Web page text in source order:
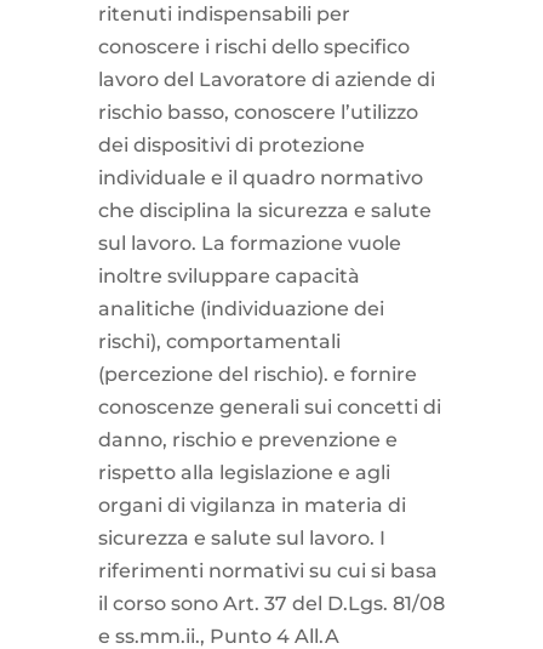
ritenuti indispensabili per
conoscere i rischi dello specifico
lavoro del Lavoratore di aziende di
rischio basso, conoscere l’utilizzo
dei dispositivi di protezione
individuale e il quadro normativo
che disciplina la sicurezza e salute
sul lavoro. La formazione vuole
inoltre sviluppare capacità
analitiche (individuazione dei
rischi), comportamentali
(percezione del rischio). e fornire
conoscenze generali sui concetti di
danno, rischio e prevenzione e
rispetto alla legislazione e agli
organi di vigilanza in materia di
sicurezza e salute sul lavoro. I
riferimenti normativi su cui si basa
il corso sono Art. 37 del D.Lgs. 81/08
e ss.mm.ii., Punto 4 All.A